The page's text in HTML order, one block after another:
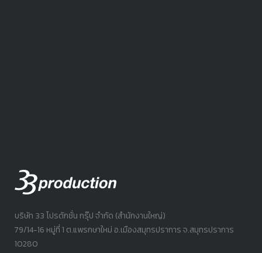
บริษัท 33 โปรดักชั่น กรุ๊ป จำกัด (สำนักงานใหญ่)
79/14-16 หมู่ที่ 1 ต.แพรกษาใหม่ อ.เมืองสมุทรปราการ จ.สมุทรปราการ
10280